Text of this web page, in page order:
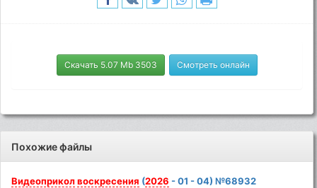
Скачать 5.07 Mb 3503 Смотреть онлайн
Похожие файлы
Видеоприкол воскресения (2026 - 01 - 04) №68932